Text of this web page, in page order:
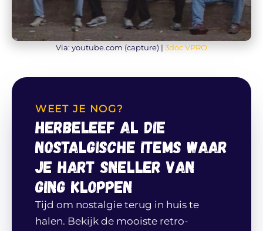
Via: youtube.com (capture) | 3doc VPRO
WEET JE NOG?
Herbeleef al die
nostalgische items waar
je hart sneller van
ging kloppen
Tijd om nostalgie terug in huis te
halen. Bekijk de mooiste retro-